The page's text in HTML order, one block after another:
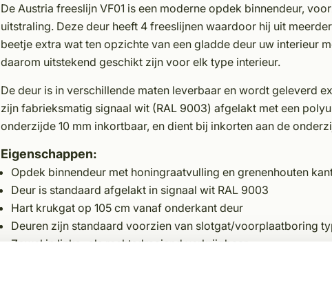
De Austria freeslijn VF01 is een moderne opdek binnendeur,
uitstraling. Deze deur heeft 4 freeslijnen waardoor hij uit
beetje extra wat ten opzichte van een gladde deur uw interieur
daarom uitstekend geschikt zijn voor elk type interieur.
De deur is in verschillende maten leverbaar en wordt geleverd
zijn fabrieksmatig signaal wit (RAL 9003) afgelakt met een
onderzijde 10 mm inkortbaar, en dient bij inkorten aan de
Eigenschappen:
Opdek binnendeur met honingraatvulling en grenenhouten
Deur is standaard afgelakt in signaal wit RAL 9003
Hart krukgat op 105 cm vanaf onderkant deur
Deuren zijn standaard voorzien van slotgat/voorplaatboring
Zowel in links- als rechtsdraaiend verkrijgbaar